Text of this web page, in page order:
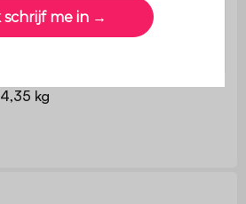
L 42,5 x H 44,5 cm
4,35 kg